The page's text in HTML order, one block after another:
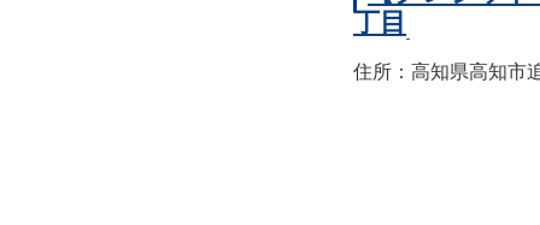
丁目
住所：高知県高知市